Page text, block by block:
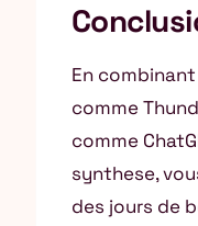
En
comme
comme
synthese,
des jours de